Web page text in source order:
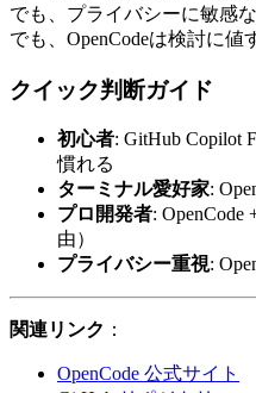
でも、プライバシーに敏感
でも、OpenCodeは検討に値
クイック判断ガイド
初心者: GitHub Copilot
慣れる
ターミナル愛好家:
プロ開発者: OpenCode
由）
プライバシー重視:
関連リンク ：
OpenCode 公式サイト